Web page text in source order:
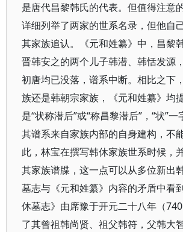
是唐代昌黎韩氏的代表。但值得注意
详细列举了两家的世系名录，但他自
其家族追认。《元和姓纂》中，昌黎
晋韩安之的两个儿子韩潜、韩恬发源
初唐均已没落，谱系中断。相比之下
族还是韩朝宗家族，《元和姓纂》均
是“状称潜后”或“称昌黎潜后”，“状”
其谱系来自家族内部的自身建构，不
此，林宝在撰写韩休家族世系时候，
其家族谱牒，这一点可以从多位新出
墓志与《元和姓纂》内容的矛盾中看
休墓志》由席豫于开元二十八年（
了其曾祖韩尚贤、祖父韩符，父韩大